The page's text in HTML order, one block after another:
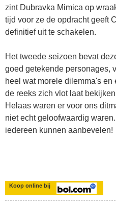
zint Dubravka Mimica op
tijd voor ze de opdracht geeft
definitief uit te schakelen.
Het tweede seizoen bevat
goed getekende personages,
heel wat morele dilemma's en
de reeks zich vlot laat
Helaas waren er voor ons
niet echt geloofwaardig
iedereen kunnen aanbevelen!
Koop online bij